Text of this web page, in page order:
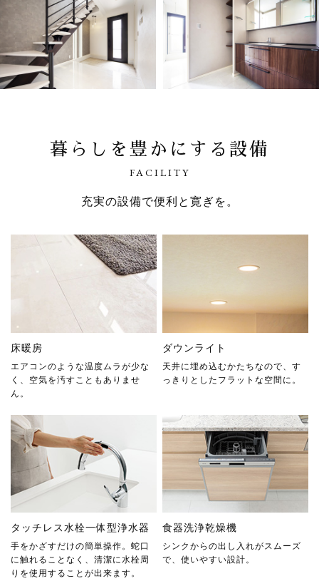
暮らしを豊かにする設備
FACILITY
充実の設備で便利と寛ぎを。
床暖房
エアコンのような温度ムラが少な
く、空気を汚すこともありませ
ん。
ダウンライト
天井に埋め込むかたちなので、す
っきりとしたフラットな空間に。
タッチレス水栓一体型浄水器
手をかざすだけの簡単操作。蛇口
に触れることなく、清潔に水栓周
りを使用することが出来ます。
食器洗浄乾燥機
シンクからの出し入れがスムーズ
で、使いやすい設計。